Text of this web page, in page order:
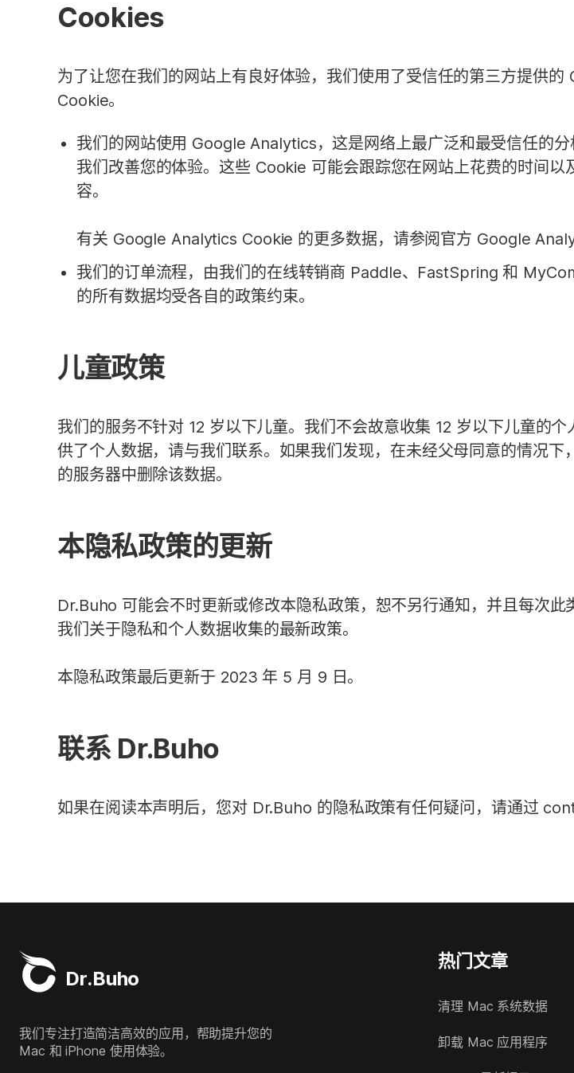
Cookies
为了让您在我们的网站上有良好体验，我们使用了受信任的第三方提供
我们的网站使用 Google Analytics，这是网络上最广泛和最受信任的
我们改善您的体验。这些 Cookie 可能会跟踪您在网站上花费的时间
容。
有关 Google Analytics Cookie 的更多数据，请参阅官方 Google
我们的订单流程，由我们的在线转销商 Paddle、FastSpring 和
的所有数据均受各自的政策约束。
儿童政策
我们的服务不针对 12 岁以下儿童。我们不会故意收集 12 岁以下儿童的
供了个人数据，请与我们联系。如果我们发现，在未经父母同意的情况
的服务器中删除该数据。
本隐私政策的更新
Dr.Buho 可能会不时更新或修改本隐私政策，恕不另行通知，并且每次
我们关于隐私和个人数据收集的最新政策。
本隐私政策最后更新于 2023 年 5 月 9 日。
联系 Dr.Buho
如果在阅读本声明后，您对 Dr.Buho 的隐私政策有任何疑问，请通过
Dr.Buho
我们专注打造简洁高效的应用，帮助提升您的
Mac 和 iPhone 使用体验。
热门文章
清理 Mac 系统数据
卸载 Mac 应用程序